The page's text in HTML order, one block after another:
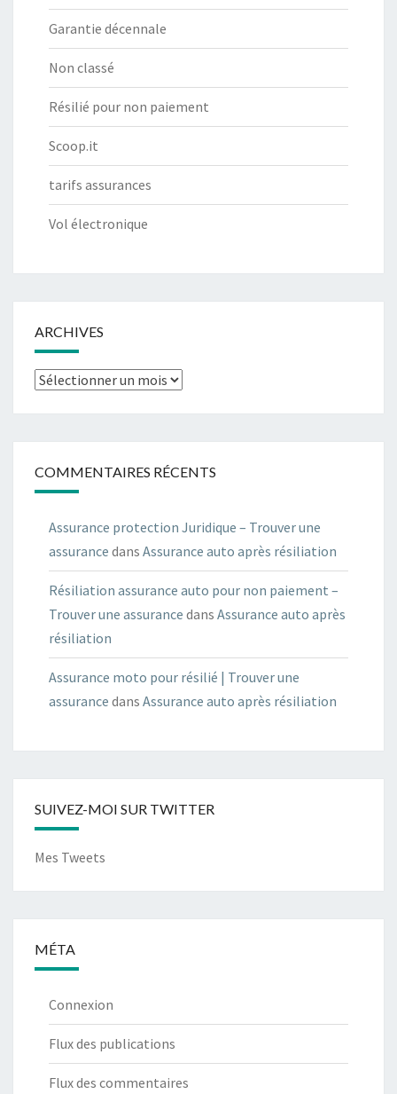
Garantie décennale
Non classé
Résilié pour non paiement
Scoop.it
tarifs assurances
Vol électronique
ARCHIVES
Archives
COMMENTAIRES RÉCENTS
Assurance protection Juridique – Trouver une
assurance dans Assurance auto après résiliation
Résiliation assurance auto pour non paiement –
Trouver une assurance dans Assurance auto après
résiliation
Assurance moto pour résilié | Trouver une
assurance dans Assurance auto après résiliation
SUIVEZ-MOI SUR TWITTER
Mes Tweets
MÉTA
Connexion
Flux des publications
Flux des commentaires